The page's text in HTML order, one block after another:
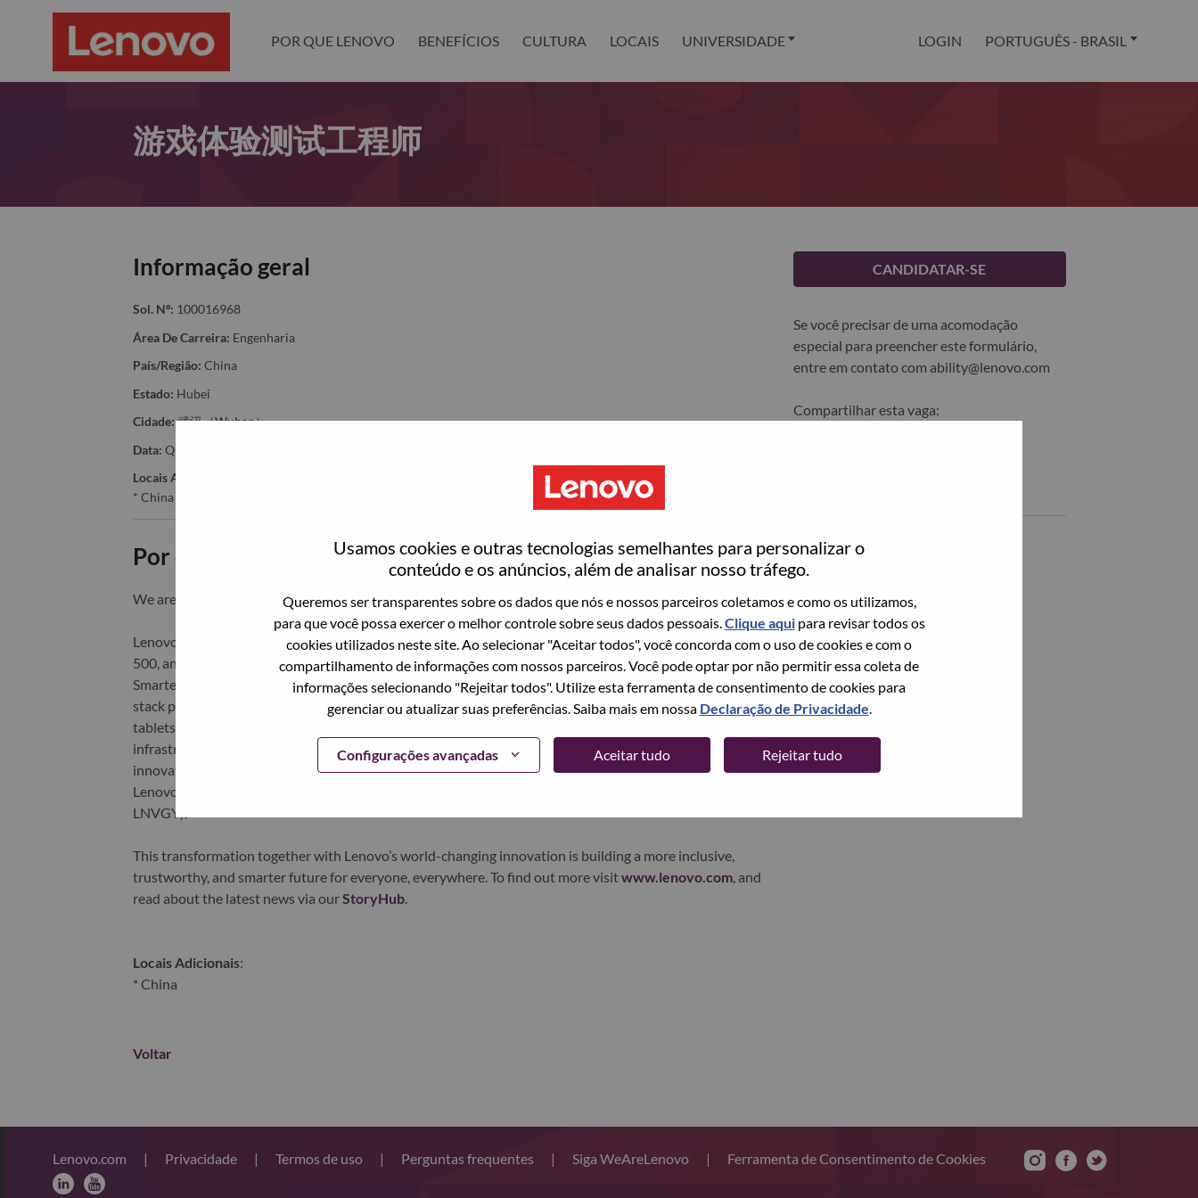
Usamos cookies e outras tecnologias semelhantes para personalizar o
conteúdo e os anúncios, além de analisar nosso tráfego.
Queremos ser transparentes sobre os dados que nós e nossos parceiros coletamos e como os utilizamos,
para que você possa exercer o melhor controle sobre seus dados pessoais. Clique aquipara revisar todos os
cookies utilizados neste site. Ao selecionar "Aceitar todos", você concorda com o uso de cookies e com o
compartilhamento de informações com nossos parceiros. Você pode optar por não permitir essa coleta de
informações selecionando "Rejeitar todos". Utilize esta ferramenta de consentimento de cookies para
gerenciar ou atualizar suas preferências. Saiba mais em nossa Declaração de Privacidade
Configurações avançadas Aceitar tudo Rejeitar tudo
POR QUE LENOVO BENEFÍCIOS CULTURA LOCAIS UNIVERSIDADE LOGIN PORTUGUÊS - BRASIL
游戏体验测试工程师
Informação geral
Sol. Nº: 100016968
Área De Carreira: Engenharia
País/Região: China
Estado: Hubei
Cidade: 武汉（Wuhan）
Data: Quarta, Maio 20, 2026
Locais Adicionais
* China
Por que trabalhar na Lenovo
We are Lenovo. We do what we say. We own what we do. We WOW our customers.
Lenovo is a US$83 billion revenue global technology powerhouse, ranked #153 in the Fortune Global
500, and serving millions of customers every day in 180 markets. Focused on a bold vision to deliver
Smarter Technology for All, Lenovo has built on its success as the world’s largest PC company with a full-
stack portfolio of AI-enabled, AI-ready, and AI-optimized devices (PCs, workstations, smartphones,
tablets), infrastructure (server, storage, edge, high performance computing and software defined
infrastructure), software, solutions, and services. Lenovo’s continued investment in world-changing
innovation is building a more equitable, trustworthy, and smarter future for everyone, everywhere.
Lenovo is listed on the Hong Kong stock exchange under Lenovo Group Limited (HKSE: 992) (ADR:
LNVGY).
This transformation together with Lenovo’s world-changing innovation is building a more inclusive,
trustworthy, and smarter future for everyone, everywhere. To find out more visitwww.lenovo.com, and
read about the latest news via our StoryHub.
Locais Adicionais:
* China
Voltar
CANDIDATAR-SE
Se você precisar de uma acomodação
especial para preencher este formulário,
entre em contato com ability@lenovo.com
Compartilhar esta vaga:
AI Wearable BB Engineer
武汉（Wuhan）, Hubei, China,
IT应用运维工程师
武汉（Wuhan）, Hubei, China,
Veja todos
Lenovo.com | Privacidade | Termos de uso | Perguntas frequentes | Siga WeAreLenovo | Ferramenta de Consentimento de Cookies